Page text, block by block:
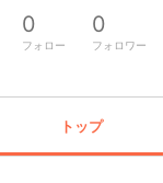
0
フォロー
0
フォロワー
トップ